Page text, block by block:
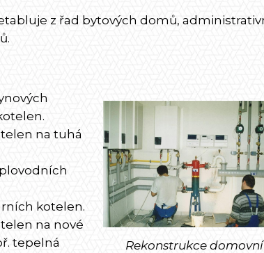
z řad bytových domů,
Rekonstrukce domovní
na tuhá
kotelen.
na nové
tepelná